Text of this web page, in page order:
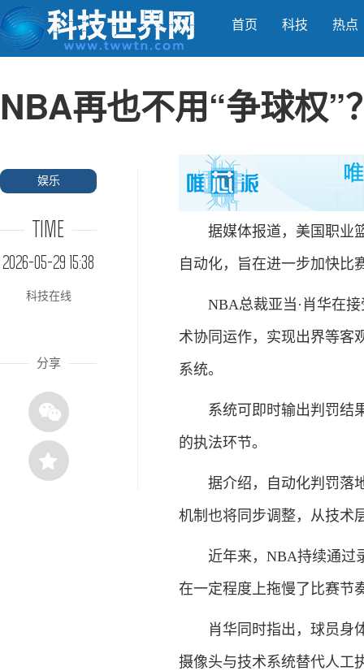
首页 科技 热点
NBA再也不用“争球权
娱乐
TIME
2026-05-29 15:38
科技在线
分享
据媒体报道，美国职业篮
自动化，旨在进一步加快比
NBA总裁亚当·肖华在接
术协同运作，实现出界等客
系统。
系统可即时输出判罚结果
的执法环节。
据介绍，自动化判罚落地
机制也将同步调整，从技术
近年来，NBA持续通过录
在一定程度上拖慢了比赛节
肖华同时指出，球员身体
摄像头与技术系统替代人工